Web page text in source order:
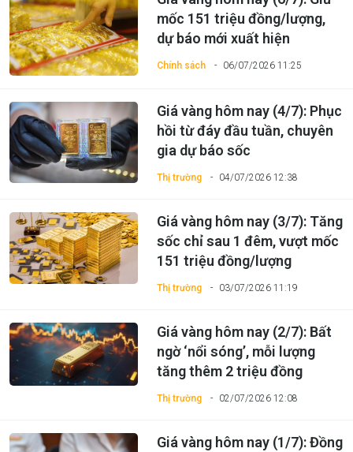
Chính sách 06/07/2026 11:25
mốc 151 triệu đồng/lượng,
dự báo mới xuất hiện
Thị trường 04/07/2026 12:38
Giá vàng hôm nay (4/7): Phục
hồi từ đáy đầu tuần, chuyên
gia dự báo sốc
Thị trường 03/07/2026 11:19
Giá vàng hôm nay (3/7): Tăng
sốc chỉ sau 1 đêm, vượt mốc
151 triệu đồng/lượng
Thị trường 02/07/2026 12:08
Giá vàng hôm nay (2/7): Bất
ngờ ‘nổi sóng’, mỗi lượng
tăng thêm 2 triệu đồng
Giá vàng hôm nay (1/7): Đồng